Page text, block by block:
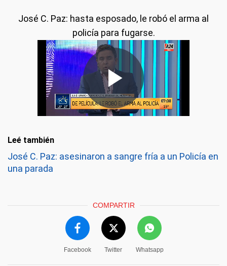
José C. Paz: hasta esposado, le robó el arma al
policía para fugarse.
Leé también
José C. Paz: asesinaron a sangre fría a un Policía en
una parada
COMPARTIR
Facebook Twitter Whatsapp